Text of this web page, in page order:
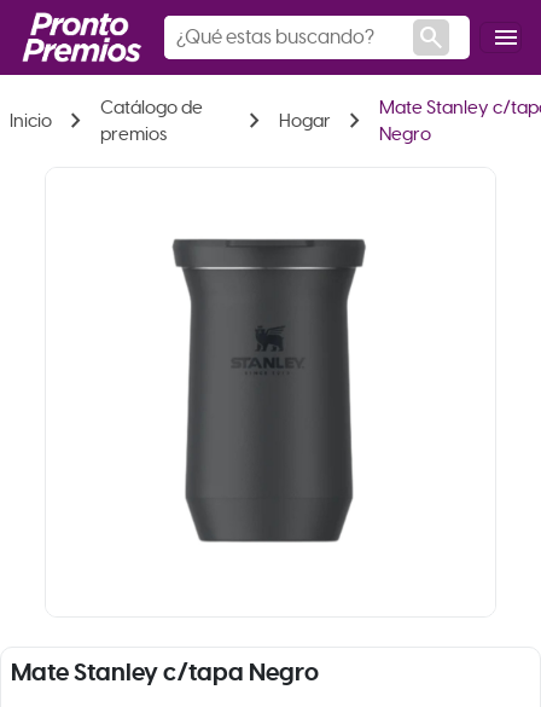
search menu
Inicio chevron_right
Catálogo de
premios
chevron_right Hogar chevron_right
Mate Stanley c/
Negro
Mate Stanley c/tapa Negro